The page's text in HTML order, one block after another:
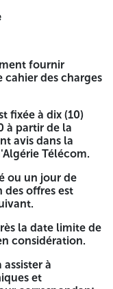
en cours de
même (modèle
10- Fiche
Métalliques.
signée,
(Suivant modèle
(05) dernières
suivants :
d'Engagement sur
joint en Annexe
Acte d'Engagement
en Annexe du
Engagement sur
fournir
cahier des charges
fixée à dix (10)
à partir de la
avis dans la
Télécom.
ou un jour de
des offres est
la date limite de
considération.
à
et